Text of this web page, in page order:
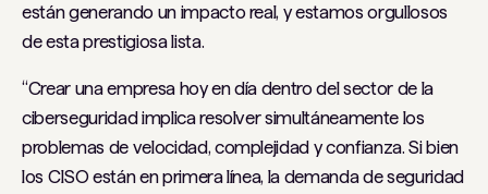
están generando un impacto real, y estamos orgullosos
de esta prestigiosa lista.
“Crear una empresa hoy en día dentro del sector de la
ciberseguridad implica resolver simultáneamente los
problemas de velocidad, complejidad y confianza. Si bien
los CISO están en primera línea, la demanda de seguridad